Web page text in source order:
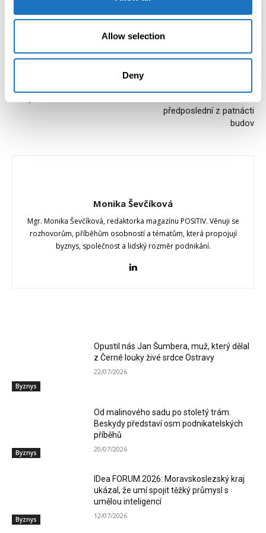
Allow selection
Deny
Předchozí článek Další článek
předposlední z patnácti
budov
Monika Ševčíková
Mgr. Monika Ševčíková, redaktorka magazínu POSITIV. Věnuji se
rozhovorům, příběhům osobností a tématům, která propojují
byznys, společnost a lidský rozměr podnikání.
Byznys
Opustil nás Jan Šumbera, muž, který dělal
z Černé louky živé srdce Ostravy
22/07/2026
Byznys
Od malinového sadu po stoletý trám.
Beskydy představí osm podnikatelských
příběhů
20/07/2026
Byznys
IDea FORUM 2026: Moravskoslezský kraj
ukázal, že umí spojit těžký průmysl s
umělou inteligencí
12/07/2026